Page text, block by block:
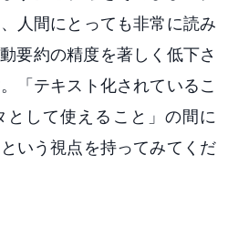
人間にとっても非常に読み
要約の精度を著しく低下さ
「テキスト化されているこ
として使えること」の間に
いう視点を持ってみてくだ